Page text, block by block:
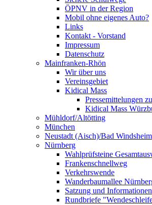
ÖPNV in der Region
Mobil ohne eigenes Auto?
Links
Kontakt - Vorstand
Impressum
Datenschutz
Mainfranken-Rhön
Wir über uns
Vereinsgebiet
Kidical Mass
Pressemittelungen
Kidical Mass
Mühldorf/Altötting
München
Neustadt (Aisch)/Bad Windsheim
Nürnberg
Wahlprüfsteine
Frankenschnellweg
Verkehrswende
Wanderbaumallee
Satzung und Informationen
Rundbriefe